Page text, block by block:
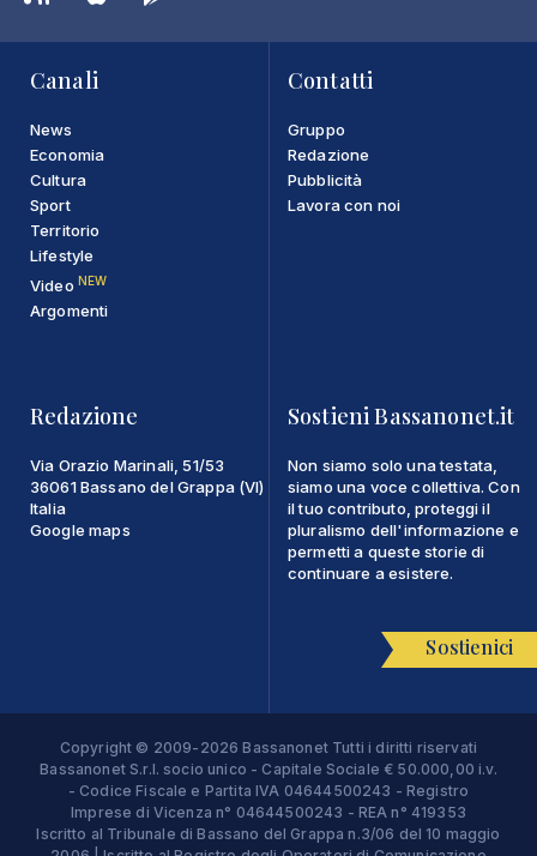
Canali
News
Economia
Cultura
Sport
Territorio
Lifestyle
Video NEW
Argomenti
Contatti
Gruppo
Redazione
Pubblicità
Lavora con noi
Redazione
Via Orazio Marinali, 51/53
36061 Bassano del Grappa (VI)
Italia
Google maps
Sostieni Bassanonet.it
Non siamo solo una testata,
siamo una voce collettiva. Con
il tuo contributo, proteggi il
pluralismo dell'informazione e
permetti a queste storie di
continuare a esistere.
Sostienici
Copyright © 2009-2026 Bassanonet Tutti i diritti riservati
Bassanonet S.r.l. socio unico - Capitale Sociale € 50.000,00 i.v.
- Codice Fiscale e Partita IVA 04644500243 - Registro
Imprese di Vicenza n° 04644500243 - REA n° 419353
Iscritto al Tribunale di Bassano del Grappa n.3/06 del 10 maggio